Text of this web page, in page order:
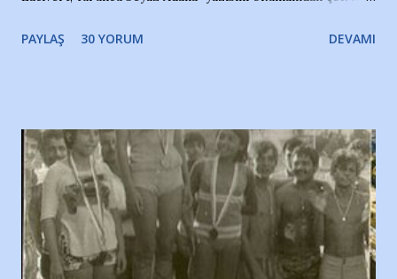
irkildim.. "Bursasporlu taraftarlar, İstanbul takımlarının
ve ürünlerini Bursa şehrinde görmek istemediklerini bir
protesto eylemiyle açıkladıklarını bildiriyordu.. Bu grup
adına açıklama yapan şahsı muhterem(!) ''Açık ve net olarak
söylüyoruz. Bu son uyarımızdır. Bunun yanısıra, bu takımlara
ait tanıtıcı ilanların asılmasına izin veren Bursa Büyükşehir
Belediyesi ile mağazaların bulunduğu alışveriş merkezlerini
PAYLAŞ 30 YORUM DEVAMI